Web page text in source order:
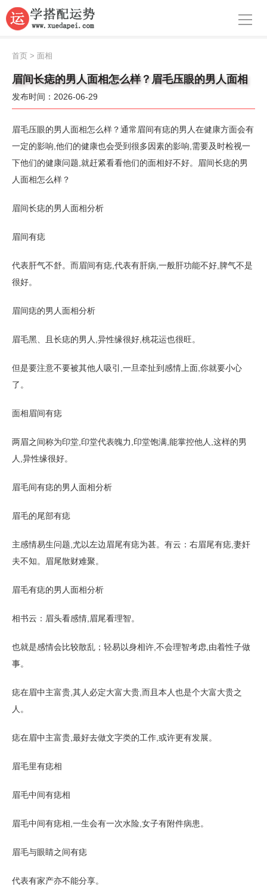
导航
周公解梦
生肖运势
八字算命
风水
名字
星座
首页 > 面相
眉间长痣的男人面相怎么样？眉毛压眼的男人面相
发布时间：2026-06-29
眉毛压眼的男人面相怎么样？通常眉间有痣的男人在健康方面会有
一定的影响,他们的健康也会受到很多因素的影响,需要及时检视一
下他们的健康问题,就赶紧看看他们的面相好不好。眉间长痣的男
人面相怎么样？
眉间长痣的男人面相分析
眉间有痣
代表肝气不舒。而眉间有痣,代表有肝病,一般肝功能不好,脾气不是
很好。
眉间痣的男人面相分析
眉毛黑、且长痣的男人,异性缘很好,桃花运也很旺。
但是要注意不要被其他人吸引,一旦牵扯到感情上面,你就要小心
了。
面相眉间有痣
两眉之间称为印堂,印堂代表魄力,印堂饱满,能掌控他人,这样的男
人,异性缘很好。
眉毛间有痣的男人面相分析
眉毛的尾部有痣
主感情易生问题,尤以左边眉尾有痣为甚。有云：右眉尾有痣,妻奸
夫不知。眉尾散财难聚。
眉毛有痣的男人面相分析
相书云：眉头看感情,眉尾看理智。
也就是感情会比较散乱；轻易以身相许,不会理智考虑,由着性子做
事。
痣在眉中主富贵,其人必定大富大贵,而且本人也是个大富大贵之
人。
痣在眉中主富贵,最好去做文字类的工作,或许更有发展。
眉毛里有痣相
眉毛中间有痣相
眉毛中间有痣相,一生会有一次水险,女子有附件病患。
眉毛与眼睛之间有痣
代表有家产亦不能分享。